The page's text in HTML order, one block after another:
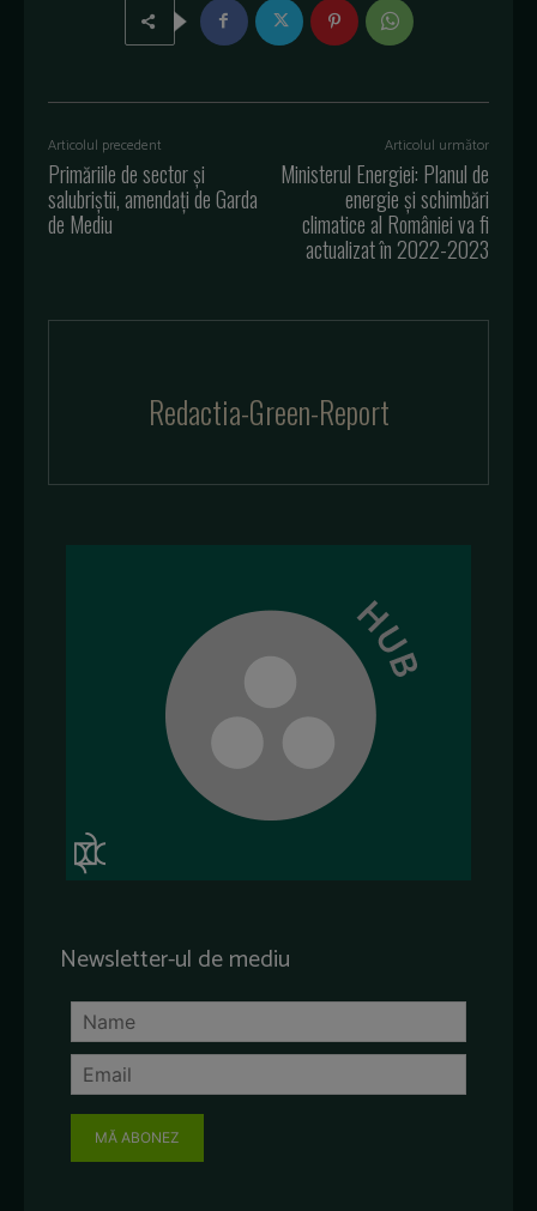
Articolul precedent
Primăriile de sector și
salubriștii, amendați de Garda
de Mediu
Articolul următor
Ministerul Energiei: Planul de
energie şi schimbări
climatice al României va fi
actualizat în 2022-2023
Redactia-Green-Report
Newsletter-ul de mediu
MĂ ABONEZ